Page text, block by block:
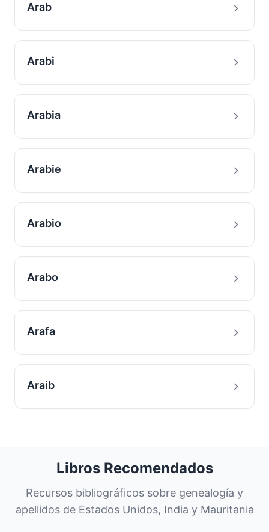
Arab
Arabi
Arabia
Arabie
Arabio
Arabo
Arafa
Araib
Libros Recomendados
Recursos bibliográficos sobre genealogía y
apellidos de Estados Unidos, India y Mauritania